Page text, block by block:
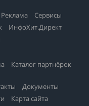
Реклама
Сервисы
ИнфоХит.Директ
Каталог партнёрок
Документы
Карта сайта